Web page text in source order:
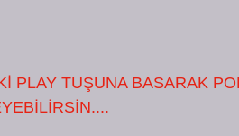
PLAY TUŞUNA BASARAK